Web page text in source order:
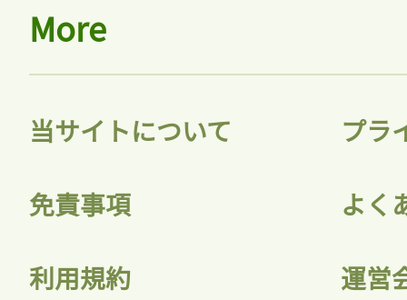
More
当サイトについて プラ
免責事項 よく
利用規約 運営